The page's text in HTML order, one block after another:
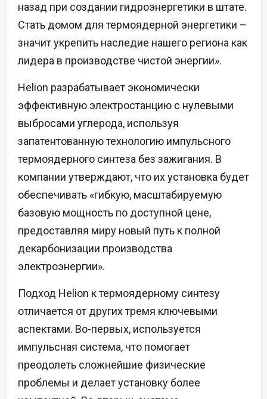
назад при создании гидроэнергетики в штате.
Стать домом для термоядерной энергетики –
значит укрепить наследие нашего региона как
лидера в производстве чистой энергии».
Helion разрабатывает экономически
эффективную электростанцию с нулевыми
выбросами углерода, используя
запатентованную технологию импульсного
термоядерного синтеза без зажигания. В
компании утверждают, что их установка будет
обеспечивать «гибкую, масштабируемую
базовую мощность по доступной цене,
предоставляя миру новый путь к полной
декарбонизации производства
электроэнергии».
Подход Helion к термоядерному синтезу
отличается от других тремя ключевыми
аспектами. Во-первых, используется
импульсная система, что помогает
преодолеть сложнейшие физические
проблемы и делает установку более